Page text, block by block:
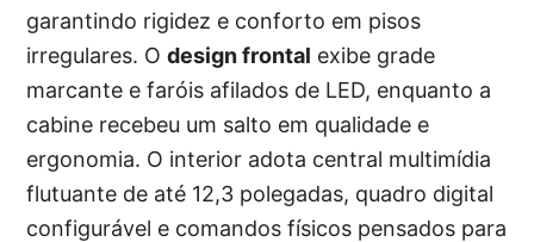
garantindo rigidez e conforto em pisos
irregulares. Odesign frontal exibe grade
marcante e faróis afilados de LED, enquanto a
cabine recebeu um salto em qualidade e
ergonomia. O interior adota central multimídia
flutuante de até 12,3 polegadas, quadro digital
configurável e comandos físicos pensados para